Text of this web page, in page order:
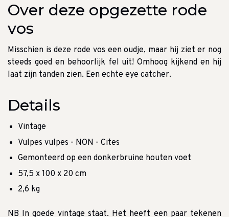
Over deze opgezette rode
vos
Misschien is deze rode vos een oudje, maar hij ziet er nog
steeds goed en behoorlijk fel uit! Omhoog kijkend en hij
laat zijn tanden zien. Een echte eye catcher.
Details
Vintage
Vulpes vulpes - NON - Cites
Gemonteerd op een donkerbruine houten voet
57,5 x 100 x 20 cm
2,6 kg
NB In goede vintage staat. Het heeft een paar tekenen